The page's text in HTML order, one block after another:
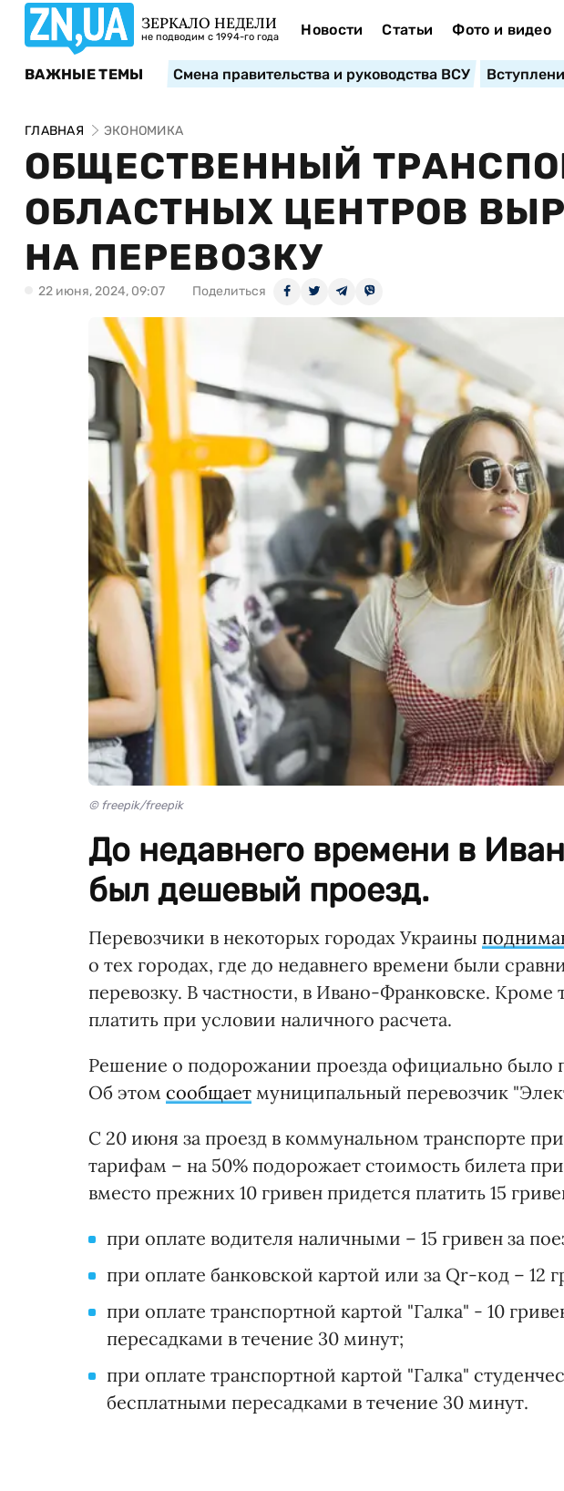
ЗЕРКАЛО НЕДЕЛИ
не подводим с 1994-го года Новости Статьи Фото и видео
ВАЖНЫЕ ТЕМЫ Смена правительства и руководства ВСУ
ГЛАВНАЯ ЭКОНОМИКА
ОБЩЕСТВЕННЫЙ
ОБЛАСТНЫХ ЦЕНТРОВ
НА ПЕРЕВОЗКУ
22 июня, 2024, 09:07 Поделиться
© freepik/freepik
До недавнего времени в
был дешевый проезд.
Перевозчики в некоторых городах Украины
о тех городах, где до недавнего времени были
перевозку. В частности, в Ивано-Франковске. Кроме
платить при условии наличного расчета.
Решение о подорожании проезда официально было
Об этом сообщает муниципальный перевозчик
С 20 июня за проезд в коммунальном транспорте
тарифам – на 50% подорожает стоимость билета
вместо прежних 10 гривен придется платить 15
при оплате водителя наличными – 15 гривен за
при оплате банковской картой или за Qr-код – 12
при оплате транспортной картой "Галка" - 10
пересадками в течение 30 минут;
при оплате транспортной картой "Галка"
бесплатными пересадками в течение 30 минут.